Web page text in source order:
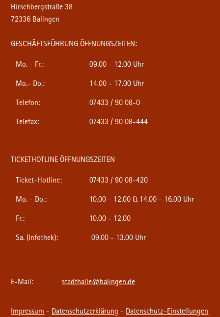
Hirschbergstraße 38
72336 Balingen
GESCHÄFTSFÜHRUNG ÖFFNUNGSZEITEN:
Mo. - Fr.: 09.00 - 12.00 Uhr
Mo.- Do.: 14.00 - 17.00 Uhr
Telefon: 07433 / 90 08-0
Telefax: 07433 / 90 08-444
TICKETHOTLINE ÖFFNUNGSZEITEN
Ticket-Hotline: 07433 / 90 08-420
Mo. - Do.: 10.00 - 12.00 & 14.00 - 16.00 Uhr
Fr.: 10.00 - 12.00
Sa. (Infothek): 09.00 - 13.00 Uhr
E-Mail: stadthalle@balingen.de
Impressum - Datenschutzerklärung - Datenschutz-Einstellungen